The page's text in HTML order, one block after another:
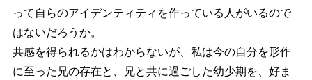
って自らのアイデンティティを作っている人がいるので
はないだろうか。
共感を得られるかはわからないが、私は今の自分を形作
に至った兄の存在と、兄と共に過ごした幼少期を、好ま